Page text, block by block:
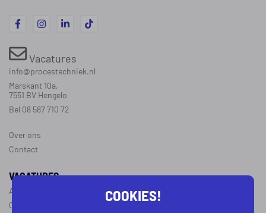
Vacatures
info@procestechniek.nl
Marskant 10a,
7551 BV Hengelo
Bel 08 587 710 72
Over ons
Contact
VACATURES
Alle vacatures
Operator vacatures
COOKIES!